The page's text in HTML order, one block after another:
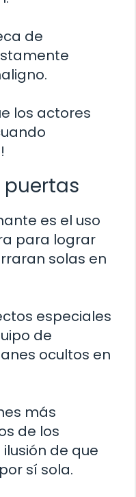
de
los actores
puertas
es el uso
para lograr
solas en
especiales
de
ocultos en
más
de los
de que
sí sola.